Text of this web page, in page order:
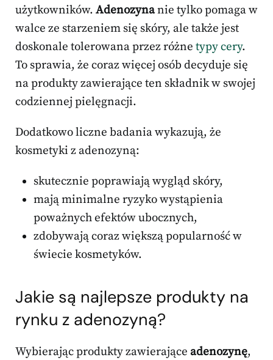
użytkowników. Adenozynanie tylko pomaga w
walce ze starzeniem się skóry, ale także jest
doskonale tolerowana przez różne typy cery.
To sprawia, że coraz więcej osób decyduje się
na produkty zawierające ten składnik w swojej
codziennej pielęgnacji.
Dodatkowo liczne badania wykazują, że
kosmetyki z adenozyną:
skutecznie poprawiają wygląd skóry,
mają minimalne ryzyko wystąpienia
poważnych efektów ubocznych,
zdobywają coraz większą popularność w
świecie kosmetyków.
Jakie są najlepsze produkty na
rynku z adenozyną?
Wybierając produkty zawierające adenozynę,